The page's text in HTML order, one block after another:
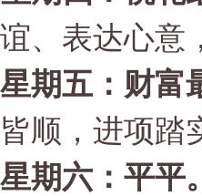
谊、表达心意
星期五：财富
皆顺，进项踏
星期六：平平。